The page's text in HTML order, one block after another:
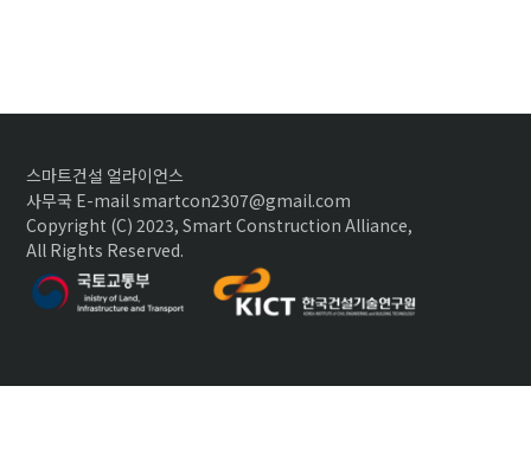
스마트건설 얼라이언스
사무국 E-mail smartcon2307@gmail.com
Copyright (C) 2023, Smart Construction Alliance,
All Rights Reserved.